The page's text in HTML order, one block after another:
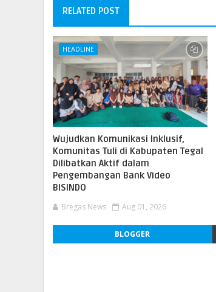
RELATED POST
HEADLINE
Wujudkan Komunikasi Inklusif,
Komunitas Tuli di Kabupaten Tegal
Dilibatkan Aktif dalam
Pengembangan Bank Video
BISINDO
Bregas News Aug 01, 2026
BLOGGER